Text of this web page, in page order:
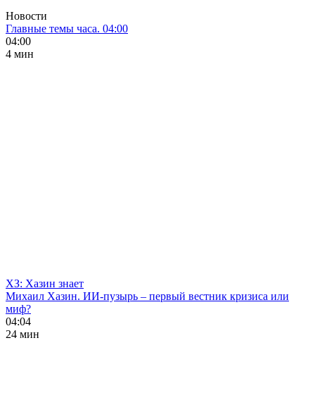
Новости
Главные темы часа. 04:00
04:00
4 мин
ХЗ: Хазин знает
Михаил Хазин. ИИ-пузырь – первый вестник кризиса или
миф?
04:04
24 мин